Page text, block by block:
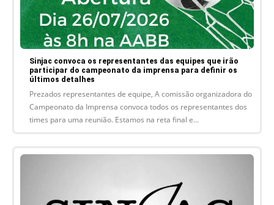
Sinjac convoca os representantes das equipes que irão
participar do campeonato da imprensa para definir os
últimos detalhes
Prezados representantes de equipe, A comissão organizadora do
Campeonato da Imprensa convoca todos os representantes dos
times para uma reunião. Estamos na reta final e...